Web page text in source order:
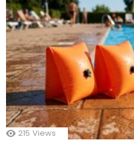
215 Views